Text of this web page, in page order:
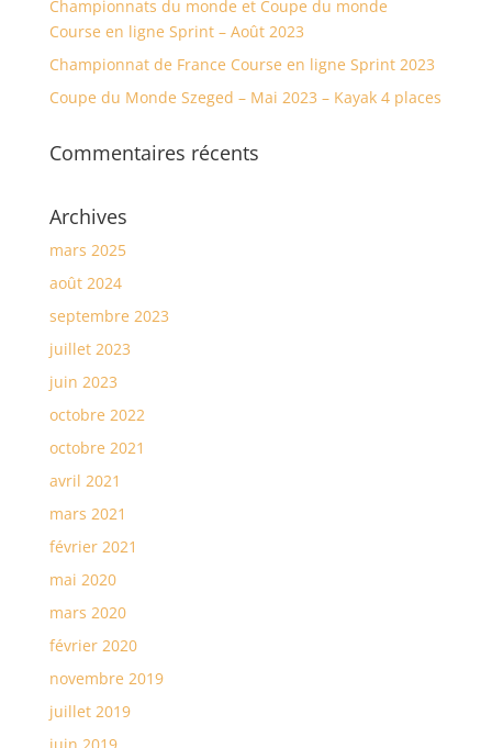
Championnats du monde et Coupe du monde
Course en ligne Sprint – Août 2023
Championnat de France Course en ligne Sprint 2023
Coupe du Monde Szeged – Mai 2023 – Kayak 4 places
Commentaires récents
Archives
mars 2025
août 2024
septembre 2023
juillet 2023
juin 2023
octobre 2022
octobre 2021
avril 2021
mars 2021
février 2021
mai 2020
mars 2020
février 2020
novembre 2019
juillet 2019